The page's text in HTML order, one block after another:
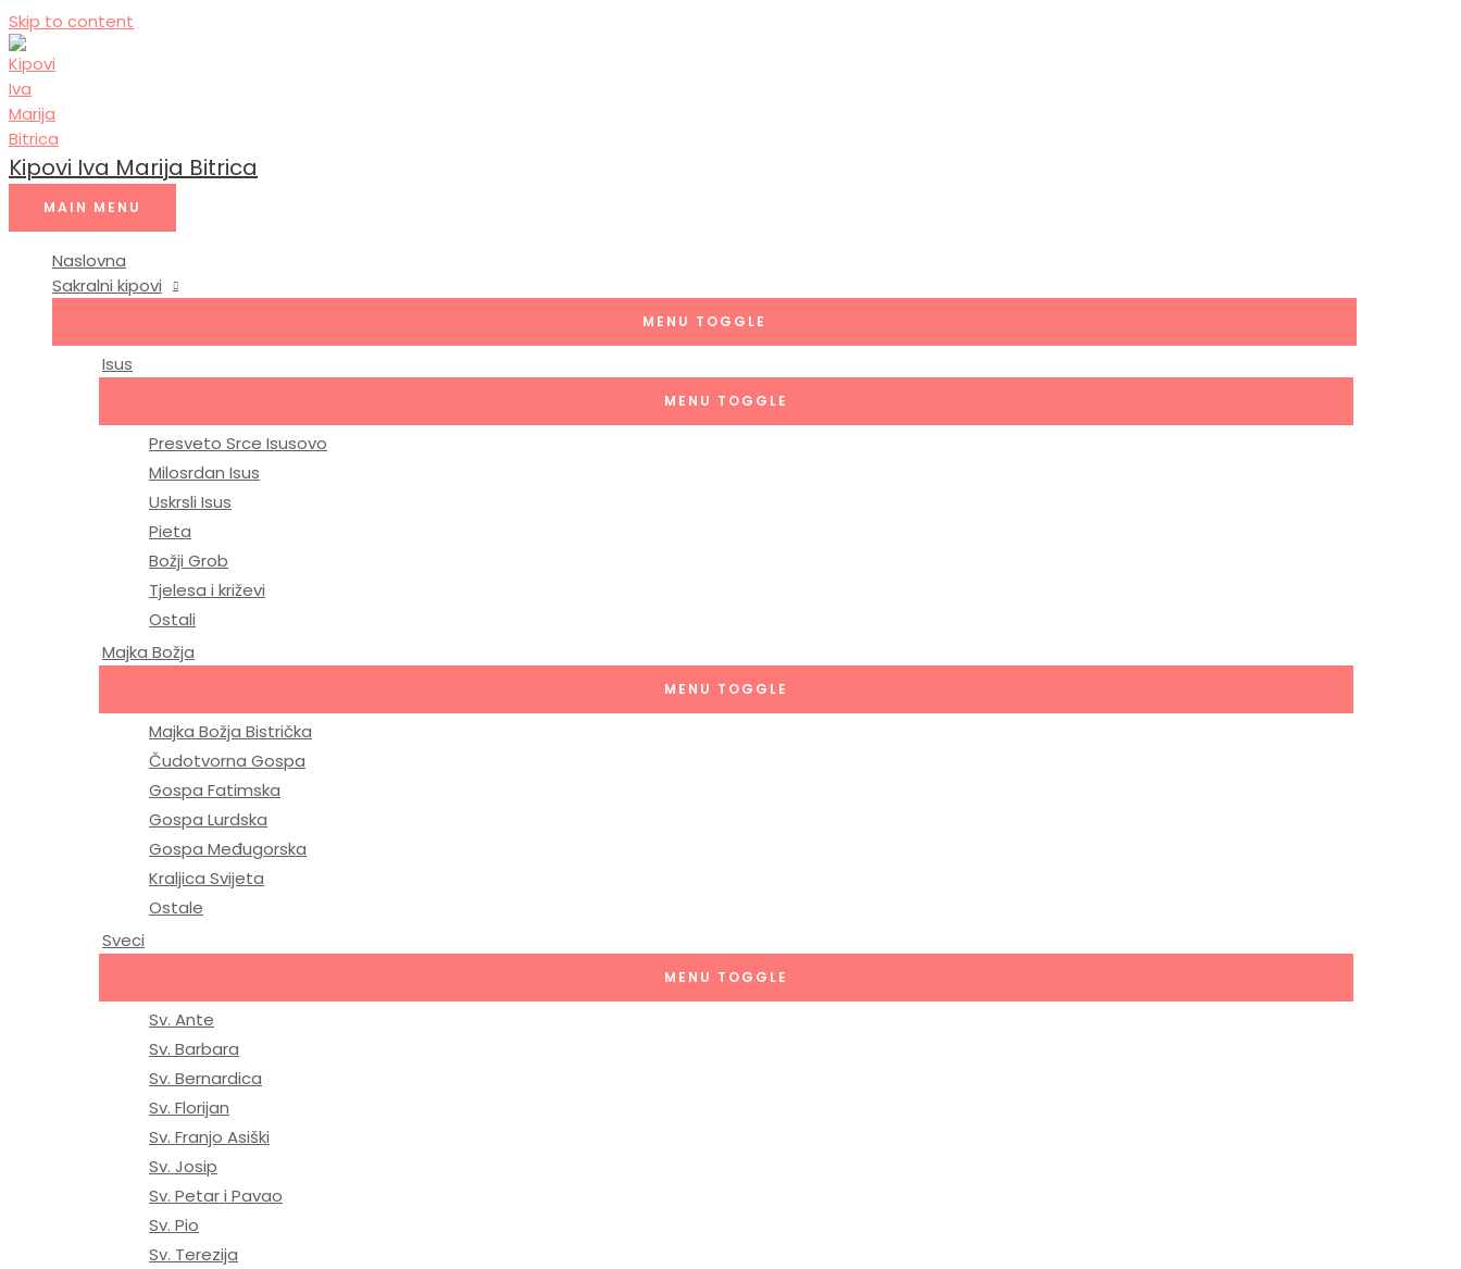
Skip to content
Kipovi Iva Marija Bitrica
MAIN MENU
Naslovna
Sakralni kipovi
MENU TOGGLE
Isus
MENU TOGGLE
Presveto Srce Isusovo
Milosrdan Isus
Uskrsli Isus
Pieta
Božji Grob
Tjelesa i križevi
Ostali
Majka Božja
MENU TOGGLE
Majka Božja Bistrička
Čudotvorna Gospa
Gospa Fatimska
Gospa Lurdska
Gospa Međugorska
Kraljica Svijeta
Ostale
Sveci
MENU TOGGLE
Sv. Ante
Sv. Barbara
Sv. Bernardica
Sv. Florijan
Sv. Franjo Asiški
Sv. Josip
Sv. Petar i Pavao
Sv. Pio
Sv. Terezija